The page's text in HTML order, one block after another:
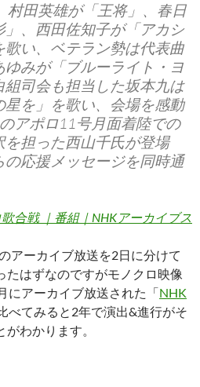
村田英雄が「王将」、春日
、西田佐知子が「アカシ
歌い、ベテラン勢は代表曲
みが「ブルーライト・ヨ
組司会も担当した坂本九は
星を」を歌い、会場を感動
アポロ11号月面着陸での
担った西山千氏が登場
の応援メッセージを同時通
合戦 ｜番組｜NHKアーカイブス
アーカイブ放送を2日に分けて
たはずなのですがモノクロ映像
にアーカイブ放送された「NHK
べてみると2年で演出&進行がそ
わかります。